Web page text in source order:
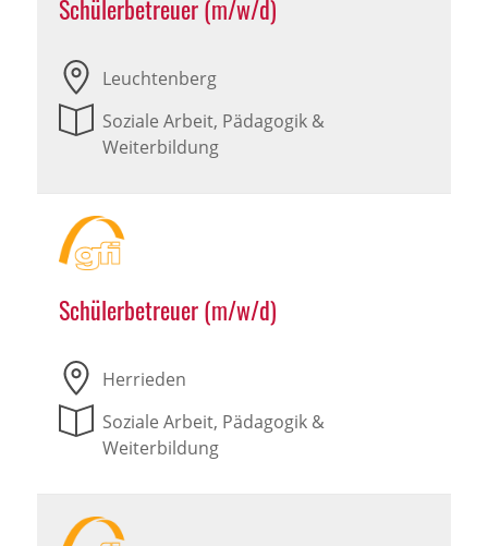
Schülerbetreuer (m/w/d)
Leuchtenberg
Soziale Arbeit, Pädagogik &
Weiterbildung
Schülerbetreuer (m/w/d)
Herrieden
Soziale Arbeit, Pädagogik &
Weiterbildung